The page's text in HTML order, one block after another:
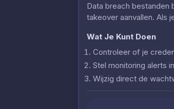
Data breach
takeover aanvallen. Als
Wat Je Kunt Doen
Controleer of je
Stel monitoring alerts
Wijzig direct de